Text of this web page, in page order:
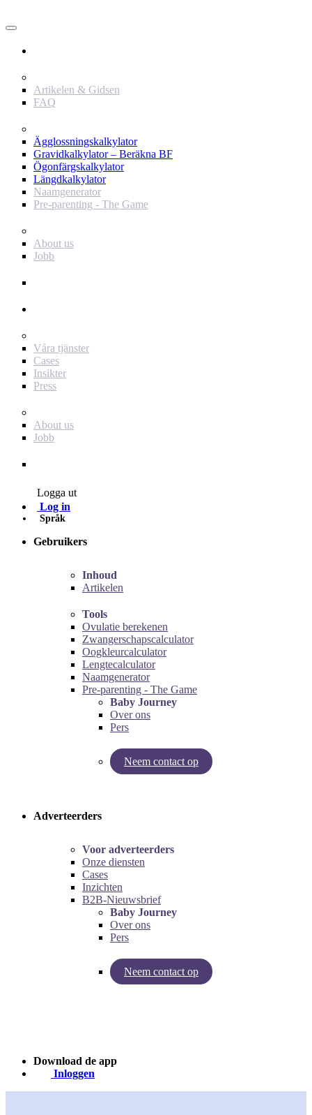
Artikelen & Gidsen
FAQ
Ägglossningskalkylator
Gravidkalkylator – Beräkna BF
Ögonfärgskalkylator
Längdkalkylator
Naamgenerator
Pre-parenting - The Game
About us
Jobb
Våra tjänster
Cases
Insikter
Press
About us
Jobb
Logga ut
Log in
Språk
Gebruikers
Inhoud
Artikelen
Tools
Ovulatie berekenen
Zwangerschapscalculator
Oogkleurcalculator
Lengtecalculator
Naamgenerator
Pre-parenting - The Game
Baby Journey
Over ons
Pers
Neem contact op
Try our pregnancy calculator!
Adverteerders
Voor adverteerders
Onze diensten
Cases
Inzichten
B2B-Nieuwsbrief
Baby Journey
Over ons
Pers
Neem contact op
Inzichten van Baby Journey
Download de app
Inloggen